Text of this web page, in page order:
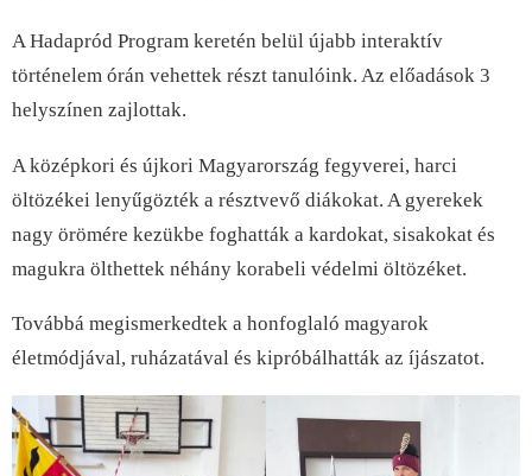
A Hadapród Program keretén belül újabb interaktív
történelem órán vehettek részt tanulóink. Az előadások 3
helyszínen zajlottak.
A középkori és újkori Magyarország fegyverei, harci
öltözékei lenyűgözték a résztvevő diákokat. A gyerekek
nagy örömére kezükbe foghatták a kardokat, sisakokat és
magukra ölthettek néhány korabeli védelmi öltözéket.
Továbbá megismerkedtek a honfoglaló magyarok
életmódjával, ruházatával és kipróbálhatták az íjászatot.